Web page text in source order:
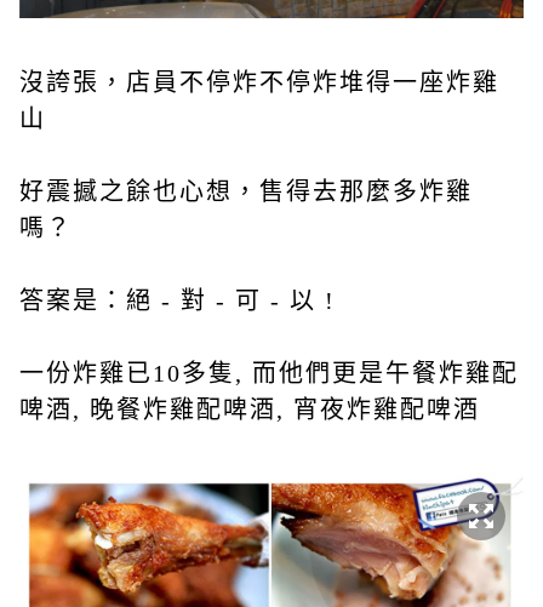
沒誇張，店員不停炸不停炸堆得一座炸雞
山
好震撼之餘也心想，售得去那麼多炸雞
嗎？
答案是：絕 - 對 - 可 - 以 !
一份炸雞已10多隻, 而他們更是午餐炸雞配
啤酒, 晚餐炸雞配啤酒, 宵夜炸雞配啤酒